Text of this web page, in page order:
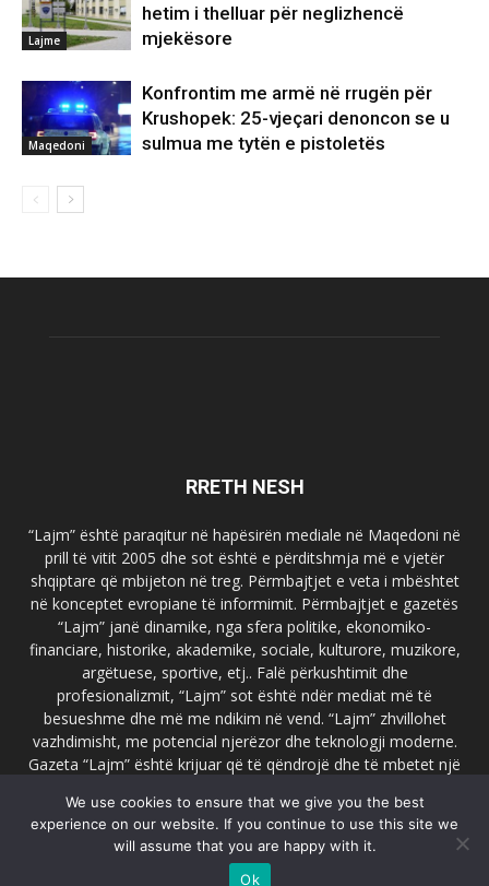
Lajme
hetim i thelluar për neglizhencë
mjekësore
Maqedoni
Konfrontim me armë në rrugën për
Krushopek: 25-vjeçari denoncon se u
sulmua me tytën e pistoletës
RRETH NESH
“Lajm” është paraqitur në hapësirën mediale në Maqedoni në
prill të vitit 2005 dhe sot është e përditshmja më e vjetër
shqiptare që mbijeton në treg. Përmbajtjet e veta i mbështet
në konceptet evropiane të informimit. Përmbajtjet e gazetës
“Lajm” janë dinamike, nga sfera politike, ekonomiko-
financiare, historike, akademike, sociale, kulturore, muzikore,
argëtuese, sportive, etj.. Falë përkushtimit dhe
profesionalizmit, “Lajm” sot është ndër mediat më të
besueshme dhe më me ndikim në vend. “Lajm” zhvillohet
vazhdimisht, me potencial njerëzor dhe teknologji moderne.
Gazeta “Lajm” është krijuar që të qëndrojë dhe të mbetet një
faqja zyrtare e gazetës “Lajm”, www.lajmpress.org është një
ndër portalet më të njohur në Maqedoni.
lajm.sk@gmail.com
We use cookies to ensure that we give you the best
experience on our website. If you continue to use this site we
will assume that you are happy with it.
Ok